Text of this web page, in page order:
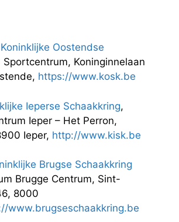
Koninklijke Oostendse
Sportcentrum, Koninginnelaan
https://www.kosk.be
Ieperse Schaakkring,
Ieper – Het Perron,
Ieper, http://www.kisk.be
Brugse Schaakkring
Brugge Centrum, Sint-
8000
www.brugseschaakkring.be